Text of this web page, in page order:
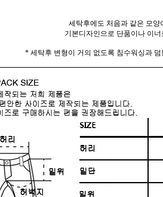
세탁후에도 처음과 같은 모
기본디자인으로 단품이나 이
* 세탁후 변형이 거의 없도록 침수워싱과